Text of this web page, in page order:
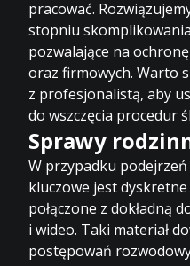
pracować.
stopniu
pozwalające na
oraz firmowych. Warto
z profesjonalistą, aby
do wszczęcia procedur
Sprawy
W przypadku
kluczowe jest
połączone z dokładną
i wideo. Taki materiał
postępowań